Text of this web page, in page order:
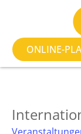
ONLINE-